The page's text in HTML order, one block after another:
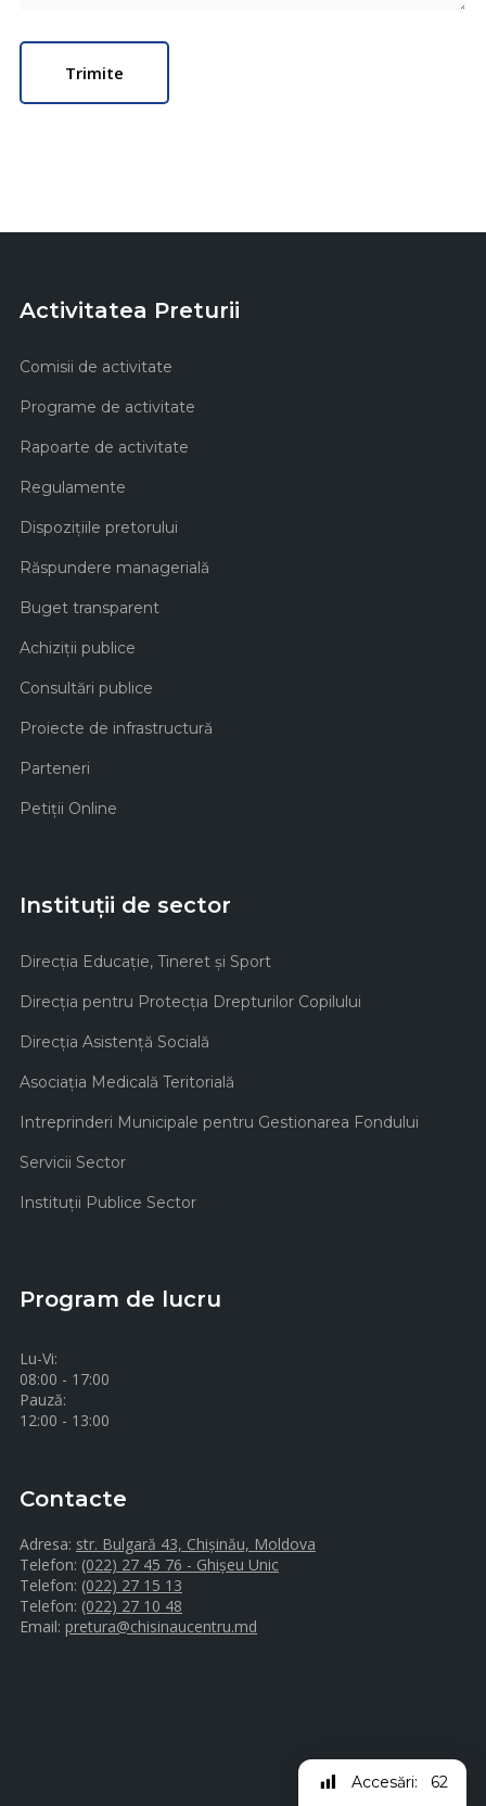
Activitatea Preturii
Comisii de activitate
Programe de activitate
Rapoarte de activitate
Regulamente
Dispozițiile pretorului
Răspundere managerială
Buget transparent
Achiziţii publice
Consultări publice
Proiecte de infrastructură
Parteneri
Petiții Online
Instituții de sector
Direcţia Educaţie, Tineret şi Sport
Direcţia pentru Protecţia Drepturilor Copilului
Direcţia Asistenţă Socială
Asociaţia Medicală Teritorială
Intreprinderi Municipale pentru Gestionarea Fondului
Servicii Sector
Instituţii Publice Sector
Program de lucru
Lu-Vi:
08:00 - 17:00
Pauză:
12:00 - 13:00
Contacte
Adresa: str. Bulgară 43, Chișinău, Moldova
Telefon: (022) 27 45 76 - Ghișeu Unic
Telefon: (022) 27 15 13
Telefon: (022) 27 10 48
Email: pretura@chisinaucentru.md
Accesări: 62